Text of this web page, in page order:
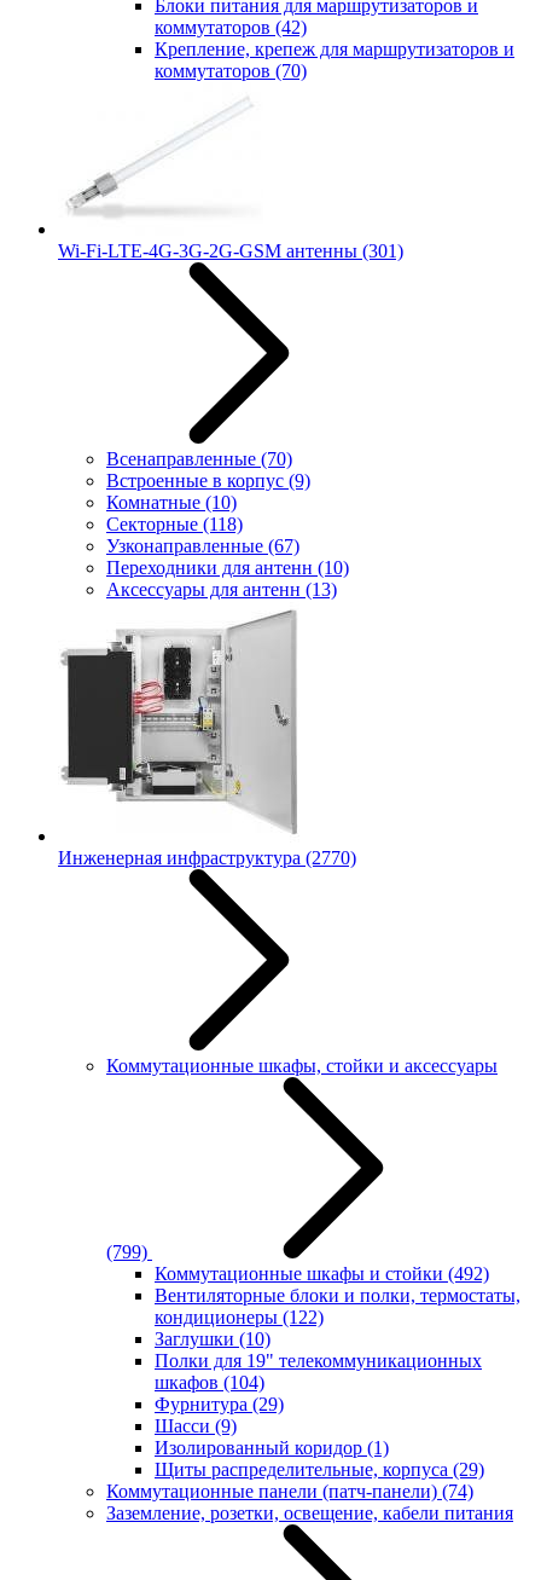
Блоки питания для маршрутизаторов и
коммутаторов (42)
Крепление, крепеж для маршрутизаторов и
коммутаторов (70)
Wi-Fi-LTE-4G-3G-2G-GSM антенны (301)
Всенаправленные (70)
Встроенные в корпус (9)
Комнатные (10)
Секторные (118)
Узконаправленные (67)
Переходники для антенн (10)
Аксессуары для антенн (13)
Инженерная инфраструктура (2770)
Коммутационные шкафы, стойки и аксессуары
(799)
Коммутационные шкафы и стойки (492)
Вентиляторные блоки и полки, термостаты,
кондиционеры (122)
Заглушки (10)
Полки для 19" телекоммуникационных
шкафов (104)
Фурнитура (29)
Шасси (9)
Изолированный коридор (1)
Щиты распределительные, корпуса (29)
Коммутационные панели (патч-панели) (74)
Заземление, розетки, освещение, кабели питания